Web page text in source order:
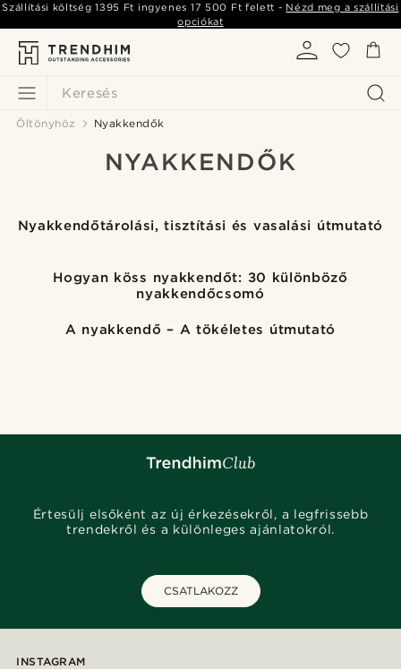
Keresés
Szállítási költség1395 Ft ingyenes 17 500 Ft felett - Nézd meg a szállítási
opciókat
Öltönyhöz Nyakkendők
NYAKKENDŐK
Nyakkendőtárolási, tisztítási és vasalási útmutató
Hogyan köss nyakkendőt: 30 különböző
nyakkendőcsomó
A nyakkendő – A tökéletes útmutató
Értesülj elsőként az új érkezésekről, a legfrissebb
trendekről és a különleges ajánlatokról.
CSATLAKOZZ
INSTAGRAM